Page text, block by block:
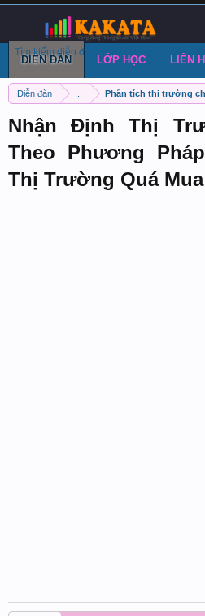
Diễn đàn Phân tích thị trường
Nhận Định Thị
Theo Phương
Thị Trường Quá Mua
DIỄN ĐÀN
Tìm kiếm diễn đàn Bài viết gần đây
LỚP HỌC LIÊN